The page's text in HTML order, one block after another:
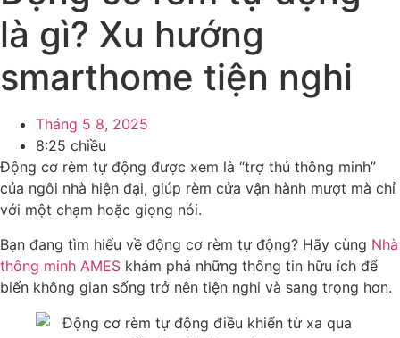
là gì? Xu hướng
smarthome tiện nghi
Tháng 5 8, 2025
8:25 chiều
Động cơ rèm tự động được xem là “trợ thủ thông minh”
của ngôi nhà hiện đại, giúp rèm cửa vận hành mượt mà chỉ
với một chạm hoặc giọng nói.
Bạn đang tìm hiểu về động cơ rèm tự động? Hãy cùng Nhà
thông minh AMES khám phá những thông tin hữu ích để
biến không gian sống trở nên tiện nghi và sang trọng hơn.